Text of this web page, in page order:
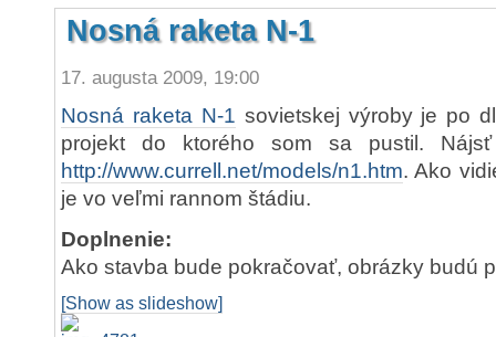
Nosná raketa N-1
17. augusta 2009, 19:00
Nosná raketa N-1 sovietskej výroby je po
projekt do ktorého som sa pustil.
http://www.currell.net/models/n1.htm. Ako
je vo veľmi rannom štádiu.
Doplnenie:
Ako stavba bude pokračovať, obrázky budú
[Show as slideshow]